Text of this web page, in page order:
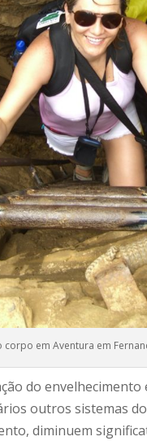
corpo em Aventura em
do
outros sistemas
diminuem